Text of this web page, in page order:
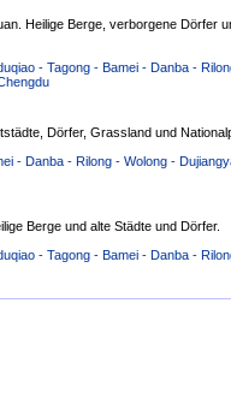
Heilige Berge, verborgene Dörfer
- Tagong - Bamei - Danba -
Dörfer, Grassland und
- Danba - Rilong - Wolong -
Berge und alte Städte und Dörfer.
- Tagong - Bamei - Danba -